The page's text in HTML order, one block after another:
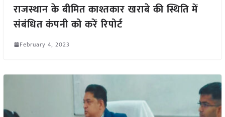
राजस्थान के बीमित काश्तकार खराबे की स्थिति में
संबंधित कंपनी को करें रिपोर्ट
February 4, 2023